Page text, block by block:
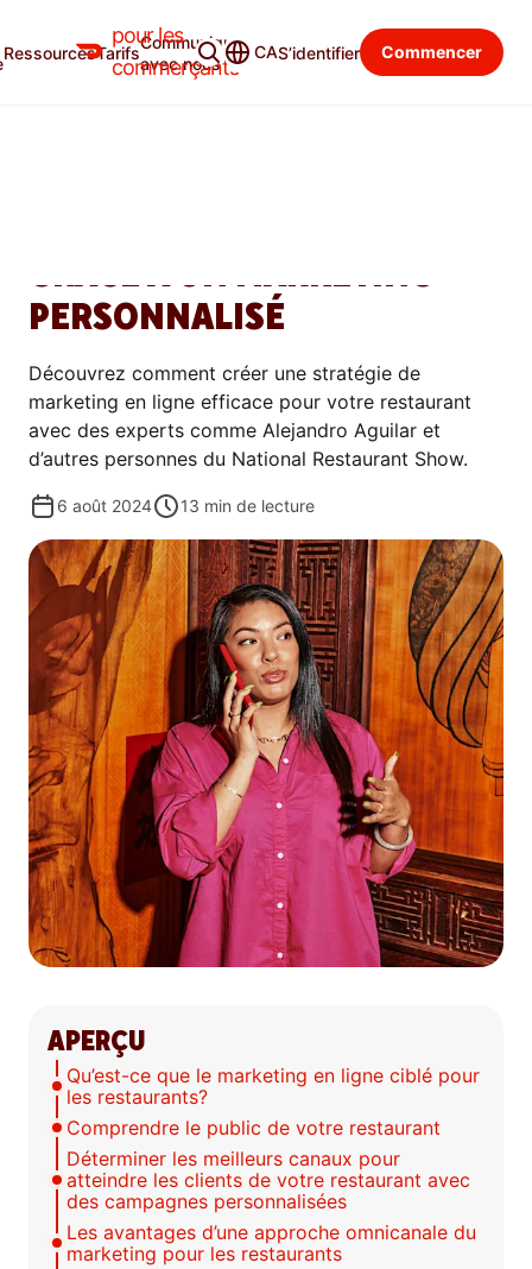
pour les
commerçants
RessourcesTarifs
Communiquer
avec nous
CAS’identifier Commencer
Blogue du commerçant Catégories
GRÂCE À UN MARKETING
PERSONNALISÉ
Découvrez comment créer une stratégie de
marketing en ligne efficace pour votre restaurant
avec des experts comme Alejandro Aguilar et
d’autres personnes du National Restaurant Show.
6 août 2024 13 min de lecture
APERÇU
Qu’est-ce que le marketing en ligne ciblé pour
les restaurants?
Comprendre le public de votre restaurant
Déterminer les meilleurs canaux pour
atteindre les clients de votre restaurant avec
des campagnes personnalisées
Les avantages d’une approche omnicanale du
marketing pour les restaurants